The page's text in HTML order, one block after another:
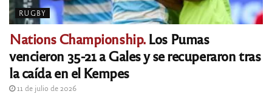
RUGBY
Nations Championship.Los Pumas
vencieron 35-21 a Gales y se recuperaron tras
la caída en el Kempes
11 de julio de 2026